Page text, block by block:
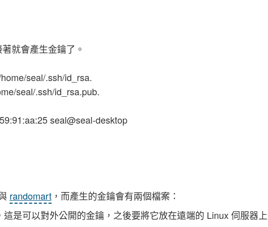
就會產生金鑰了。
seal/.ssh/id_rsa.
seal/.ssh/id_rsa.pub.
seal@seal-desktop
randomart，而產生的金鑰會有兩個檔案：
是可以對外公開的金鑰，之後要將它放在遠端的 Linux 伺服器